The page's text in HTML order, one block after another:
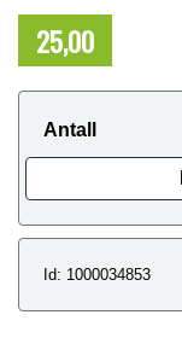
25,00
Antall
Id: 1000034853